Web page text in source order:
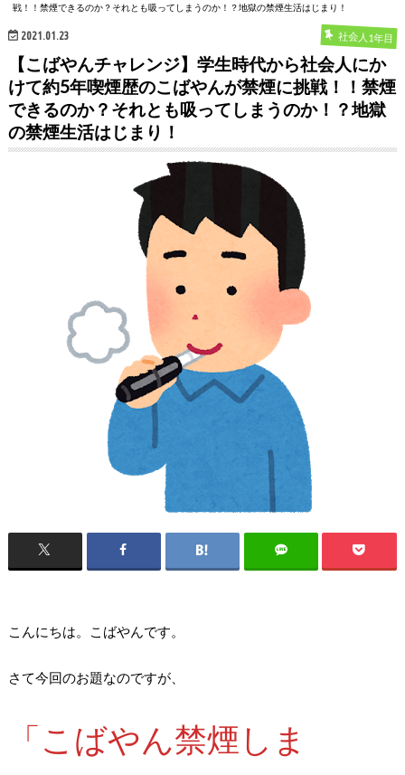
戦！！禁煙できるのか？それとも吸ってしまうのか！？地獄の禁煙生活はじまり！
2021.01.23 社会人1年目
【こばやんチャレンジ】学生時代から社会人にか
けて約5年喫煙歴のこばやんが禁煙に挑戦！！禁煙
できるのか？それとも吸ってしまうのか！？地獄
の禁煙生活はじまり！
こんにちは。こばやんです。
さて今回のお題なのですが、
「こばやん禁煙しま